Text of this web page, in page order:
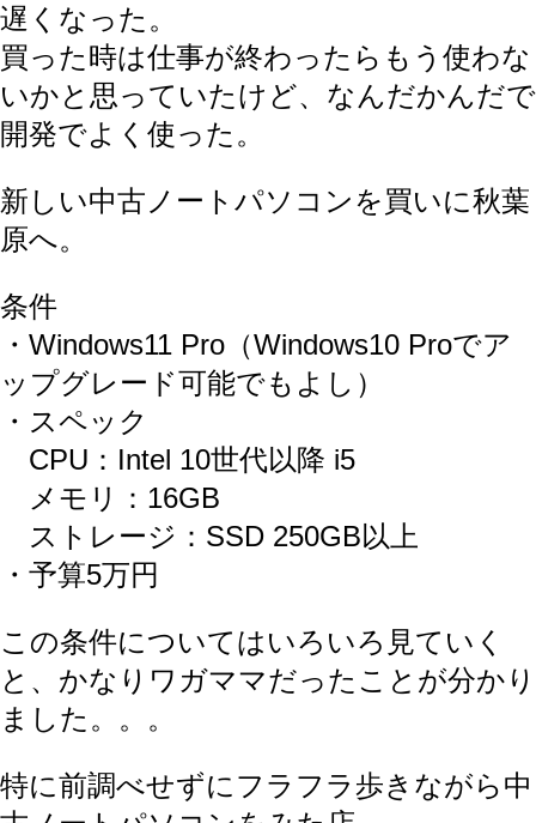
遅くなった。
買った時は仕事が終わったらもう使わな
いかと思っていたけど、なんだかんだで
開発でよく使った。
新しい中古ノートパソコンを買いに秋葉
原へ。
条件
・Windows11 Pro（Windows10 Proでア
ップグレード可能でもよし）
・スペック
CPU：Intel 10世代以降 i5
メモリ：16GB
ストレージ：SSD 250GB以上
・予算5万円
この条件についてはいろいろ見ていく
と、かなりワガママだったことが分かり
ました。。。
特に前調べせずにフラフラ歩きながら中